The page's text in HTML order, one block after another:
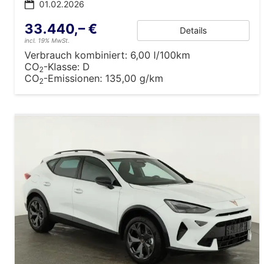
01.02.2026
33.440,– €
incl. 19% MwSt.
Details
Verbrauch kombiniert: 6,00 l/100km
CO2-Klasse: D
CO2-Emissionen: 135,00 g/km